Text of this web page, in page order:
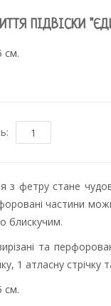
ПІДВІСКИ
см.
фетру стане
частини
блискучим.
та
1 атласну стрічку
см.